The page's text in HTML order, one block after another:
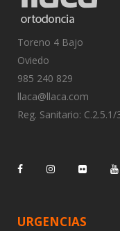
Toreno 4 Bajo
Oviedo
985 240 829
llaca@llaca.com
Reg. Sanitario: C.2.5.1/
URGENCIAS